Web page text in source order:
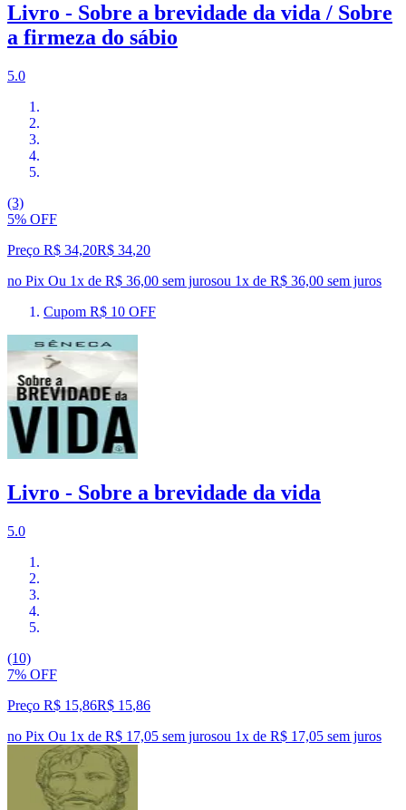
Livro - Sobre a brevidade da vida / Sobre
a firmeza do sábio
5.0
(3)
5% OFF
Preço R$ 34,20R$ 34,20
no Pix Ou 1x de R$ 36,00 sem jurosou 1x de R$ 36,00 sem juros
Cupom R$ 10 OFF
Livro - Sobre a brevidade da vida
5.0
(10)
7% OFF
Preço R$ 15,86R$ 15,86
no Pix Ou 1x de R$ 17,05 sem jurosou 1x de R$ 17,05 sem juros